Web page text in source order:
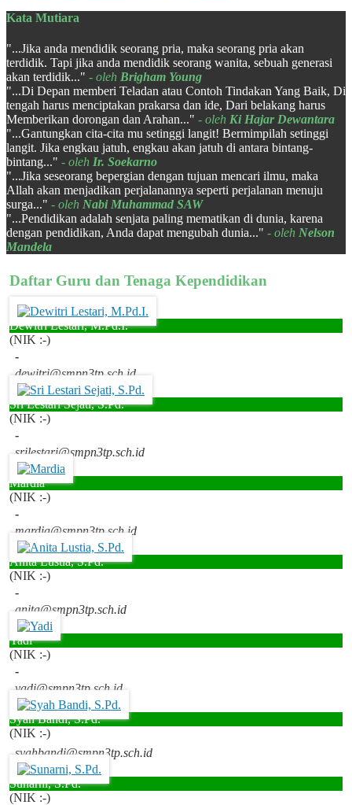
Kata Mutiara
"...Jika anda mendidik seorang pria, maka seorang pria akan
terdidik. Tapi jika anda mendidik seorang wanita, sebuah generasi
akan terdidik..." - oleh Brigham Young
"...Di Depan memberi Teladan atau Contoh Tindakan Yang Baik, Di
tengah harus menciptakan prakarsa dan ide, Dari belakang harus
Memberikan dorongan dan Arahan..." - oleh Ki Hajar Dewantara
"...Gantungkan cita-cita mu setinggi langit! Bermimpilah setinggi
langit. Jika engkau jatuh, engkau akan jatuh di antara bintang-
bintang..." - oleh Ir. Soekarno
"...Jika seseorang bepergian dengan tujuan mencari ilmu, maka
Allah akan menjadikan perjalanannya seperti perjalanan menuju
surga..." - oleh Nabi Muhammad SAW
"...Pendidikan adalah senjata paling mematikan di dunia, karena
dengan pendidikan, Anda dapat mengubah dunia..." - oleh Nelson
Mandela
Daftar Guru dan Tenaga Kependidikan
Dewitri Lestari, M.Pd.I.
(NIK :-)
-
dewitri@smpn3tp.sch.id
Sri Lestari Sejati, S.Pd.
(NIK :-)
-
srilestari@smpn3tp.sch.id
Mardia
(NIK :-)
-
mardia@smpn3tp.sch.id
Anita Lustia, S.Pd.
(NIK :-)
-
anita@smpn3tp.sch.id
Yadi
(NIK :-)
-
yadi@smpn3tp.sch.id
Syah Bandi, S.Pd.
(NIK :-)
syahbandi@smpn3tp.sch.id
Sunarni, S.Pd.
(NIK :-)